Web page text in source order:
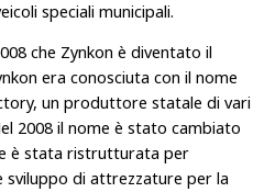
speciali municipali.
che Zynkon è diventato il
era conosciuta con il nome
un produttore statale di vari
2008 il nome è stato cambiato
è stata ristrutturata per
sviluppo di attrezzature per la